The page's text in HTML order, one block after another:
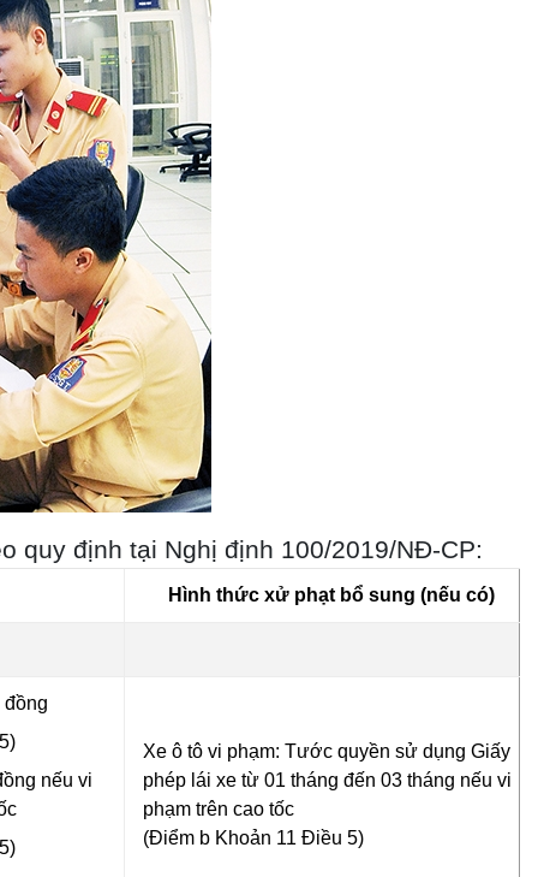
quy định tại Nghị định 100/2019/NĐ-CP:
Hình thức xử phạt bổ sung (nếu có)
đồng
nếu vi
Xe ô tô vi phạm: Tước quyền sử dụng Giấy
phép lái xe từ 01 tháng đến 03 tháng nếu vi
phạm trên cao tốc
(Điểm b Khoản 11 Điều 5)